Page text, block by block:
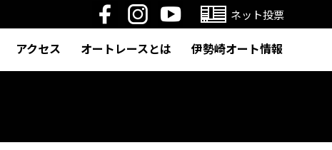
ネット投票
アクセス オートレースとは 伊勢崎オート情報